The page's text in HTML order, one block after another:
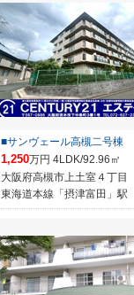
■サンヴェール高槻二号棟
1,250万円 4LDK/92.96㎡
大阪府高槻市上土室４丁目
東海道本線「摂津富田」駅